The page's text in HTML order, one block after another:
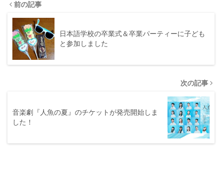
前の記事
日本語学校の卒業式＆卒業パーティーに子ども
と参加しました
次の記事
音楽劇『人魚の夏』のチケットが発売開始しま
した！